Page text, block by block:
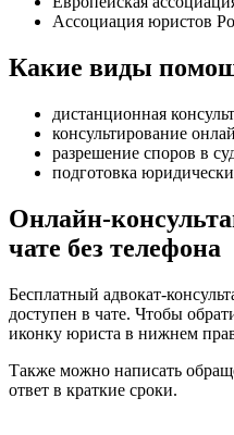
Ассоциация юристов
Какие виды
дистанционная
консультирование
разрешение споров в
подготовка
Онлайн-
чате без телефона
Бесплатный адвокат-
доступен в чате. Чтобы
иконку юриста в нижнем
Также можно написать
ответ в краткие сроки.